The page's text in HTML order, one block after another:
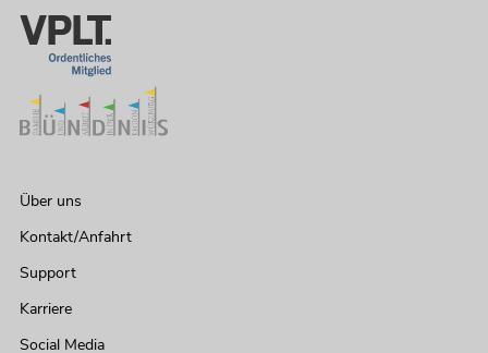
Über uns
Kontakt/Anfahrt
Support
Karriere
Social Media